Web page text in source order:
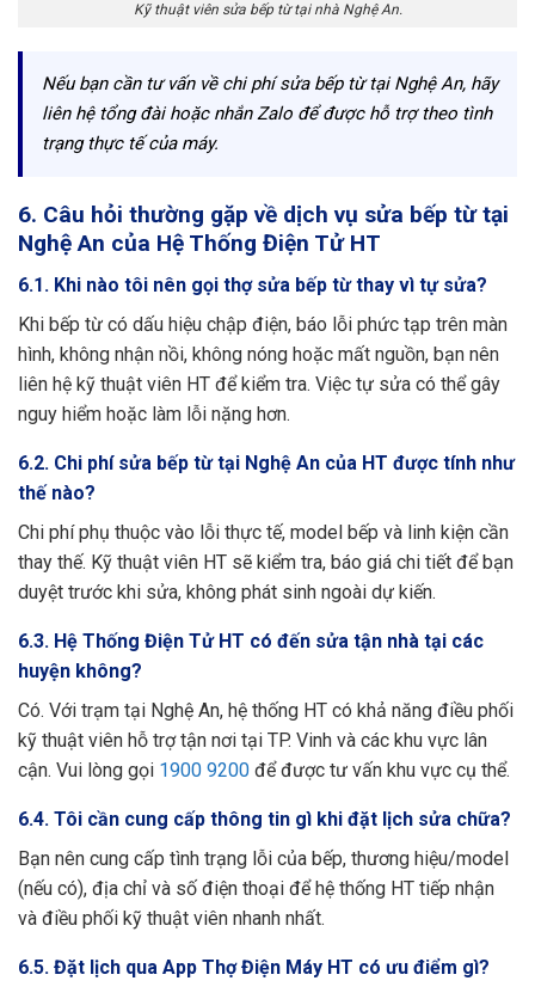
Kỹ thuật viên sửa bếp từ tại nhà Nghệ An.
Nếu bạn cần tư vấn về chi phí sửa bếp từ tại Nghệ An, hãy
liên hệ tổng đài hoặc nhắn Zalo để được hỗ trợ theo tình
trạng thực tế của máy.
6. Câu hỏi thường gặp về dịch vụ sửa bếp từ tại
Nghệ An của Hệ Thống Điện Tử HT
6.1. Khi nào tôi nên gọi thợ sửa bếp từ thay vì tự sửa?
Khi bếp từ có dấu hiệu chập điện, báo lỗi phức tạp trên màn
hình, không nhận nồi, không nóng hoặc mất nguồn, bạn nên
liên hệ kỹ thuật viên HT để kiểm tra. Việc tự sửa có thể gây
nguy hiểm hoặc làm lỗi nặng hơn.
6.2. Chi phí sửa bếp từ tại Nghệ An của HT được tính như
thế nào?
Chi phí phụ thuộc vào lỗi thực tế, model bếp và linh kiện cần
thay thế. Kỹ thuật viên HT sẽ kiểm tra, báo giá chi tiết để bạn
duyệt trước khi sửa, không phát sinh ngoài dự kiến.
6.3. Hệ Thống Điện Tử HT có đến sửa tận nhà tại các
huyện không?
Có. Với trạm tại Nghệ An, hệ thống HT có khả năng điều phối
kỹ thuật viên hỗ trợ tận nơi tại TP. Vinh và các khu vực lân
cận. Vui lòng gọi 1900 9200 để được tư vấn khu vực cụ thể.
6.4. Tôi cần cung cấp thông tin gì khi đặt lịch sửa chữa?
Bạn nên cung cấp tình trạng lỗi của bếp, thương hiệu/model
(nếu có), địa chỉ và số điện thoại để hệ thống HT tiếp nhận
và điều phối kỹ thuật viên nhanh nhất.
6.5. Đặt lịch qua App Thợ Điện Máy HT có ưu điểm gì?